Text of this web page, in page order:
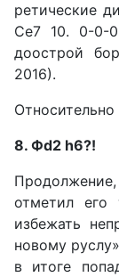
ретические
Се7 10. 0-
доострой
2016).
8. Фd2 h6?!
отме­тил его
избежать
но­вому
в итоге